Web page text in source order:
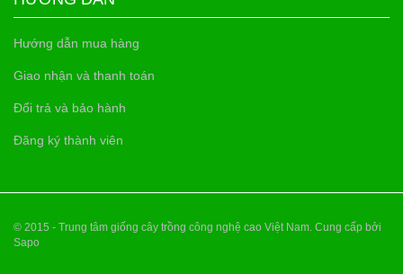
Hướng dẫn mua hàng
Giao nhận và thanh toán
Đổi trả và bảo hành
Đăng ký thành viên
© 2015 - Trung tâm giống cây trồng công nghệ cao Việt Nam. Cung cấp bởi
Sapo